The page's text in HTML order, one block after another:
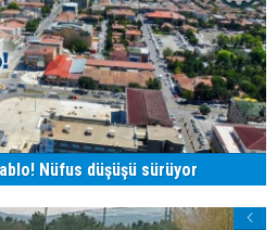
Nüfus düşüşü sürüyor